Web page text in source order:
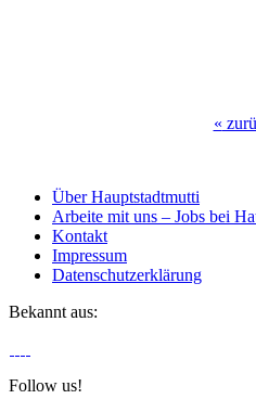
«
Über Hauptstadtmutti
Arbeite mit uns – Jobs bei
Kontakt
Impressum
Datenschutzerklärung
Bekannt aus:
Follow us!